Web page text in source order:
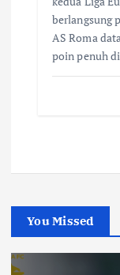
berlangsung
AS Roma
poin penuh
You Missed